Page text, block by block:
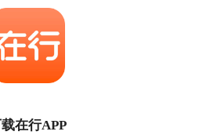
在行APP